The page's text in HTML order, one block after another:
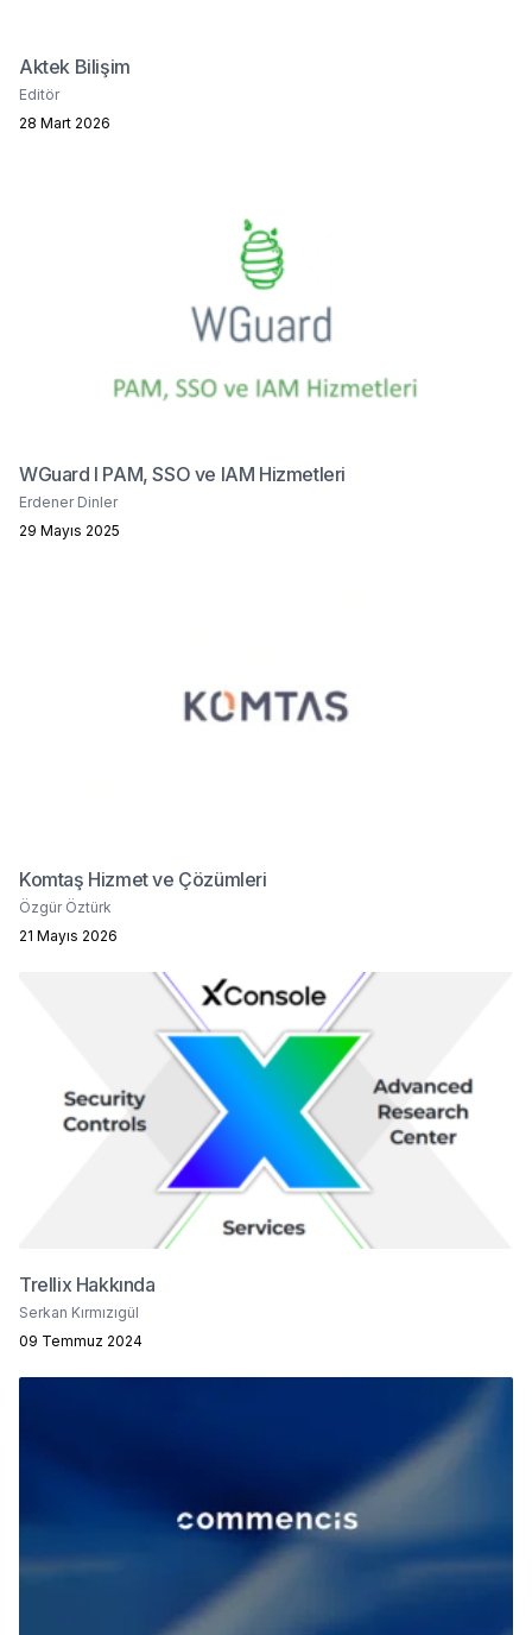
Aktek Bilişim
Editör
28 Mart 2026
WGuard I PAM, SSO ve IAM Hizmetleri
Erdener Dinler
29 Mayıs 2025
Komtaş Hizmet ve Çözümleri
Özgür Öztürk
21 Mayıs 2026
Trellix Hakkında
Serkan Kırmızıgül
09 Temmuz 2024